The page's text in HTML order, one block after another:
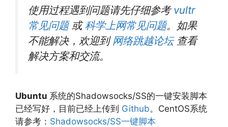
使用过程遇到问题请先仔细参考 vultr
常见问题或科学上网常见问题。如果
不能解决， 欢迎到 网络跳越论坛查看
解决方案和交流。
Ubuntu 系统的Shadowsocks/SS的一键安装脚本
已经写好，目前已经上传到 Github。CentOS系统
请参考： Shadowsocks/SS一键脚本